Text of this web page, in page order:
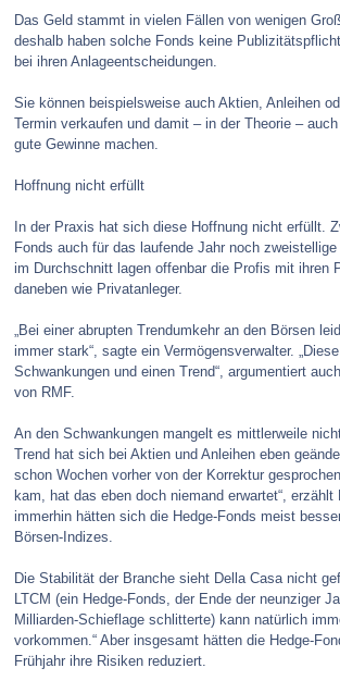
Das Geld stammt in vielen Fällen von wenigen
deshalb haben solche Fonds keine
bei ihren Anlageentscheidungen.
Sie können beispielsweise auch Aktien, Anleihen
Termin verkaufen und damit – in der Theorie –
gute Gewinne machen.
Hoffnung nicht erfüllt
In der Praxis hat sich diese Hoffnung nicht erfüllt.
Fonds auch für das laufende Jahr noch
im Durchschnitt lagen offenbar die Profis mit ihren
daneben wie Privatanleger.
„Bei einer abrupten Trendumkehr an den Börsen
immer stark“, sagte ein Vermögensverwalter.
Schwankungen und einen Trend“, argumentiert
von RMF.
An den Schwankungen mangelt es mittlerweile
Trend hat sich bei Aktien und Anleihen eben
schon Wochen vorher von der Korrektur
kam, hat das eben doch niemand erwartet“, erzählt
immerhin hätten sich die Hedge-Fonds meist
Börsen-Indizes.
Die Stabilität der Branche sieht Della Casa nicht
LTCM (ein Hedge-Fonds, der Ende der neunziger
Milliarden-Schieflage schlitterte) kann natürlich
vorkommen.“ Aber insgesamt hätten die Hedge-
Frühjahr ihre Risiken reduziert.